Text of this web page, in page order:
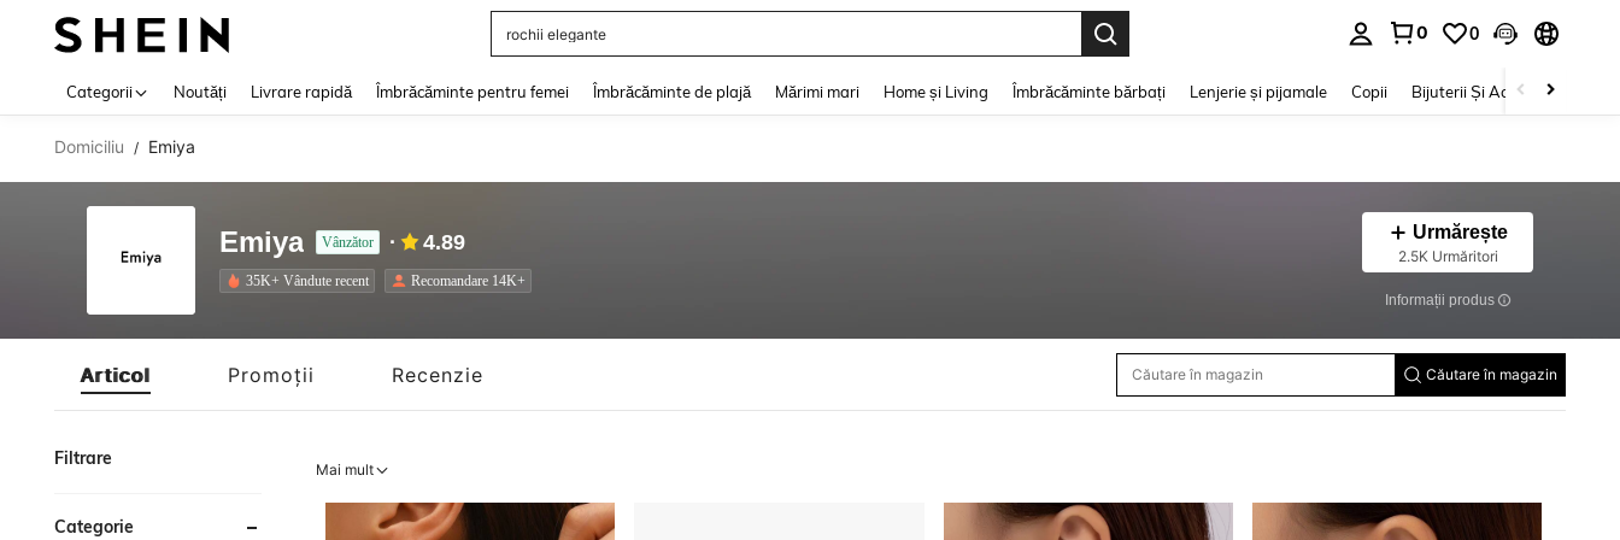
rochii elegante
0 0
Categorii Noutăți Livrare rapidă Îmbrăcăminte pentru femei Îmbrăcăminte de plajă Mărimi mari Home și Living Îmbrăcăminte bărbați Lenjerie și pijamale Copii Bijuterii Și Accesorii
Domiciliu / Emiya
Emiya Vânzător 4.89
35K+ Vândute recent Recomandare 14K+
Urmărește
2.5K Urmăritori
Informații produs
Articol Promoții Recenzie Căutare în magazin
Filtrare
Categorie
Mai mult